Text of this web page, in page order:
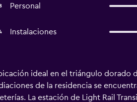
Personal
Instalaciones
ideal en el triángulo dorado
de la residencia se
La estación de Light Rail